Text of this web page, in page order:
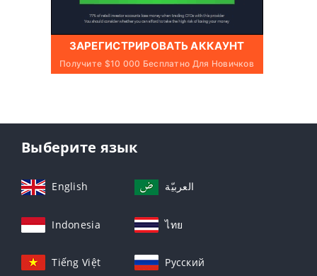
ЗАРЕГИСТРИРОВАТЬ АККАУНТ
Получите $10 000 Бесплатно Для Новичков
Выберите язык
English العربيّة
Indonesia ไทย
Tiếng Việt Русский